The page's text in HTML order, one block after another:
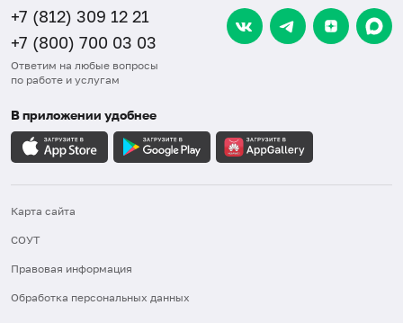
+7 (812) 309 12 21
+7 (800) 700 03 03
Ответим на любые вопросы
по работе и услугам
В приложении удобнее
Карта сайта
СОУТ
Правовая информация
Обработка персональных данных